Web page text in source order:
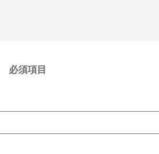
必須項目